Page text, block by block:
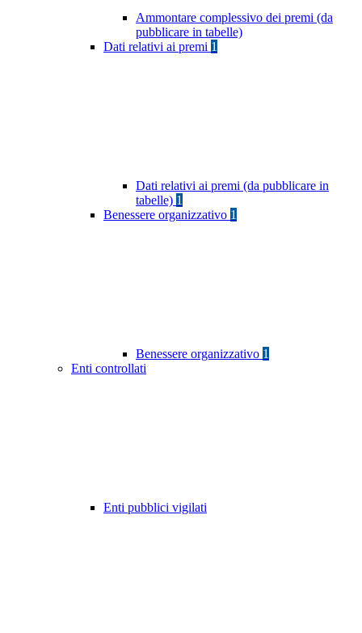
Ammontare complessivo dei premi (da
pubblicare in tabelle)
Dati relativi ai premi 1
Dati relativi ai premi (da pubblicare in
tabelle) 1
Benessere organizzativo 1
Benessere organizzativo 1
Enti controllati
Enti pubblici vigilati